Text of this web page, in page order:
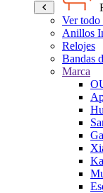
Ver todo
Anillos
Relojes
Bandas
Marca